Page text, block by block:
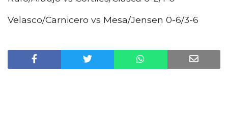
Velasco/Carnicero vs Mesa/Jensen 0-6/3-6